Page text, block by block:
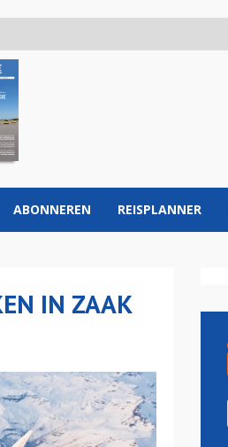
ABONNEREN REISPLANNER
IN ZAAK